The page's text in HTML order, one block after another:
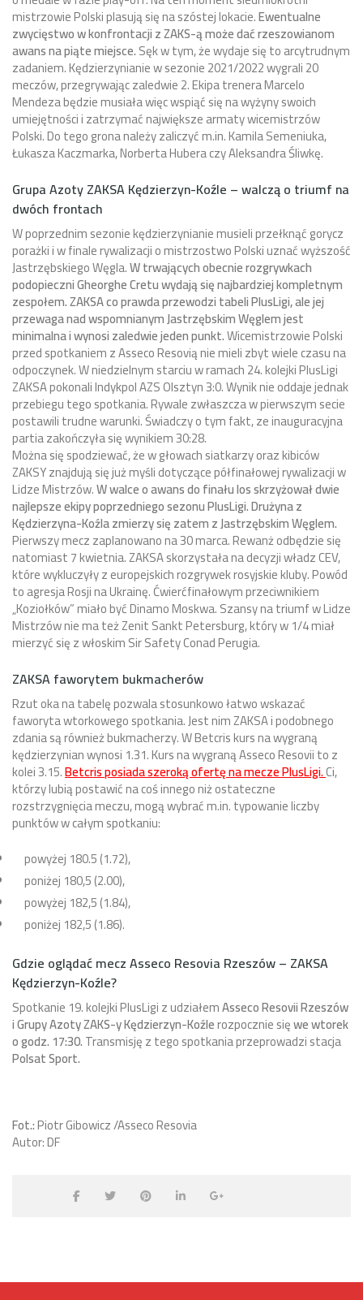
mistrzowie Polski plasują się na szóstej lokacie.Ewentualne
zwycięstwo w konfrontacji z ZAKS-ą może dać rzeszowianom
awans na piąte miejsce.Sęk w tym, że wydaje się to arcytrudnym
zadaniem. Kędzierzynianie w sezonie 2021/2022 wygrali 20
meczów, przegrywając zaledwie 2. Ekipa trenera Marcelo
Mendeza będzie musiała więc wspiąć się na wyżyny swoich
umiejętności i zatrzymać największe armaty wicemistrzów
Polski. Do tego grona należy zaliczyć m.in. Kamila Semeniuka,
Łukasza Kaczmarka, Norberta Hubera czy Aleksandra Śliwkę.
Grupa Azoty ZAKSA Kędzierzyn-Koźle – walczą o triumf na
dwóch frontach
W poprzednim sezonie kędzierzynianie musieli przełknąć gorycz
porażki i w finale rywalizacji o mistrzostwo Polski uznać wyższość
Jastrzębskiego Węgla.W trwających obecnie rozgrywkach
podopieczni Gheorghe Cretu wydają się najbardziej kompletnym
zespołem. ZAKSA co prawda przewodzi tabeli PlusLigi, ale jej
przewaga nad wspomnianym Jastrzębskim Węglem jest
minimalna i wynosi zaledwie jeden punkt.Wicemistrzowie Polski
przed spotkaniem z Asseco Resovią nie mieli zbyt wiele czasu na
odpoczynek. W niedzielnym starciu w ramach 24. kolejki PlusLigi
ZAKSA pokonali Indykpol AZS Olsztyn 3:0. Wynik nie oddaje jednak
przebiegu tego spotkania. Rywale zwłaszcza w pierwszym secie
postawili trudne warunki. Świadczy o tym fakt, ze inauguracyjna
partia zakończyła się wynikiem 30:28.
Można się spodziewać, że w głowach siatkarzy oraz kibiców
ZAKSY znajdują się już myśli dotyczące półfinałowej rywalizacji w
Lidze Mistrzów.W walce o awans do finału los skrzyżował dwie
najlepsze ekipy poprzedniego sezonu PlusLigi. Drużyna z
Kędzierzyna-Koźla zmierzy się zatem z Jastrzębskim Węglem.
Pierwszy mecz zaplanowano na 30 marca. Rewanż odbędzie się
natomiast 7 kwietnia. ZAKSA skorzystała na decyzji władz CEV,
które wykluczyły z europejskich rozgrywek rosyjskie kluby. Powód
to agresja Rosji na Ukrainę. Ćwierćfinałowym przeciwnikiem
„Koziołków” miało być Dinamo Moskwa. Szansy na triumf w Lidze
Mistrzów nie ma też Zenit Sankt Petersburg, który w 1/4 miał
mierzyć się z włoskim Sir Safety Conad Perugia.
ZAKSA faworytem bukmacherów
Rzut oka na tabelę pozwala stosunkowo łatwo wskazać
faworyta wtorkowego spotkania. Jest nim ZAKSA i podobnego
zdania są również bukmacherzy. W Betcris kurs na wygraną
kędzierzynian wynosi 1.31. Kurs na wygraną Asseco Resovii to z
kolei 3.15.Betcris posiada szeroką ofertę na mecze PlusLigi.Ci,
którzy lubią postawić na coś innego niż ostateczne
rozstrzygnięcia meczu, mogą wybrać m.in. typowanie liczby
punktów w całym spotkaniu:
powyżej 180.5 (1.72),
poniżej 180,5 (2.00),
powyżej 182,5 (1.84),
poniżej 182,5 (1.86).
Gdzie oglądać mecz Asseco Resovia Rzeszów – ZAKSA
Kędzierzyn-Koźle?
Spotkanie 19. kolejki PlusLigi z udziałemAsseco Resovii Rzeszów
i Grupy Azoty ZAKS-y Kędzierzyn-Koźlerozpocznie sięwe wtorek
o godz. 17:30.Transmisję z tego spotkania przeprowadzi stacja
Polsat Sport.
Fot.:Piotr Gibowicz /Asseco Resovia
Autor: DF